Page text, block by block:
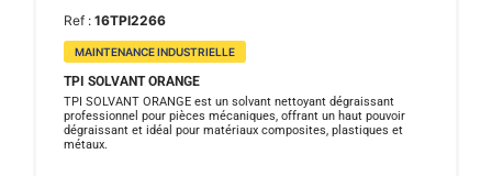
Ref : 16TPI2266
MAINTENANCE INDUSTRIELLE
TPI SOLVANT ORANGE
TPI SOLVANT ORANGE est un solvant nettoyant dégraissant
professionnel pour pièces mécaniques, offrant un haut pouvoir
dégraissant et idéal pour matériaux composites, plastiques et
métaux.